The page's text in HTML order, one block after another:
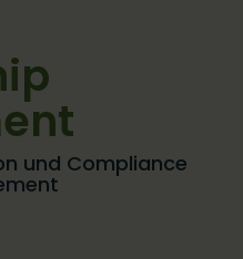
und Compliance